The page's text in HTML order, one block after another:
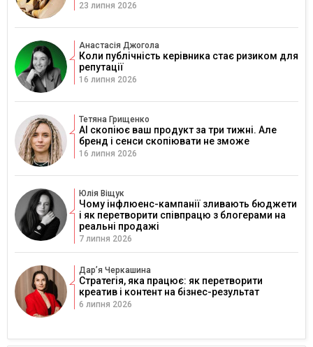
23 липня 2026
Анастасія Джогола
Коли публічність керівника стає ризиком для
репутації
16 липня 2026
Тетяна Грищенко
AI скопіює ваш продукт за три тижні. Але
бренд і сенси скопіювати не зможе
16 липня 2026
Юлія Віщук
Чому інфлюенс-кампанії зливають бюджети
і як перетворити співпрацю з блогерами на
реальні продажі
7 липня 2026
Дарʼя Черкашина
Стратегія, яка працює: як перетворити
креатив і контент на бізнес-результат
6 липня 2026